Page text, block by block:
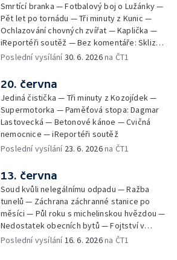
Smrtící branka — Fotbalový boj o Lužánky —
Pět let po tornádu — Tři minuty z Kunic —
Ochlazování chovných zvířat — Kaplička —
iReportéři soutěž — Bez komentáře: Sklizeň
obilí v Bulharech
Poslední vysílání30. 6. 2026na ČT1
20. června
Jediná čistička — Tři minuty z Kozojídek —
Supermotorka — Paměťová stopa: Dagmar
Lastovecká — Betonové kánoe — Cvičná
nemocnice — iReportéři soutěž
Poslední vysílání 23. 6. 2026na ČT1
13. června
Soud kvůli nelegálnímu odpadu — Ražba
tunelů — Záchrana záchranné stanice po
měsíci — Půl roku s michelinskou hvězdou —
Nedostatek obecních bytů — Fojtství v
Jasenné — iReportéři soutěž
Poslední vysílání16. 6. 2026na ČT1